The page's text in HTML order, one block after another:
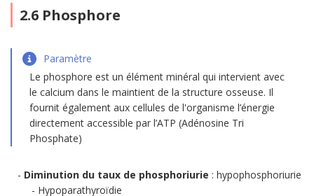
2.6 Phosphore
Paramètre
Le phosphore est un élément minéral qui intervient avec
le calcium dans le maintient de la structure osseuse. Il
fournit également aux cellules de l'organisme l’énergie
directement accessible par l’ATP (Adénosine Tri
Phosphate)
Diminution du taux de phosphoriurie : hypophosphoriurie
Hypoparathyroïdie